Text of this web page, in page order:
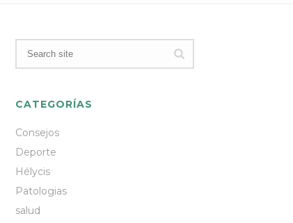
CATEGORÍAS
Consejos
Deporte
Hélycis
Patologias
salud